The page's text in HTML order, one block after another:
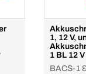
1, 12 V,
1 BL 12
BACS-1